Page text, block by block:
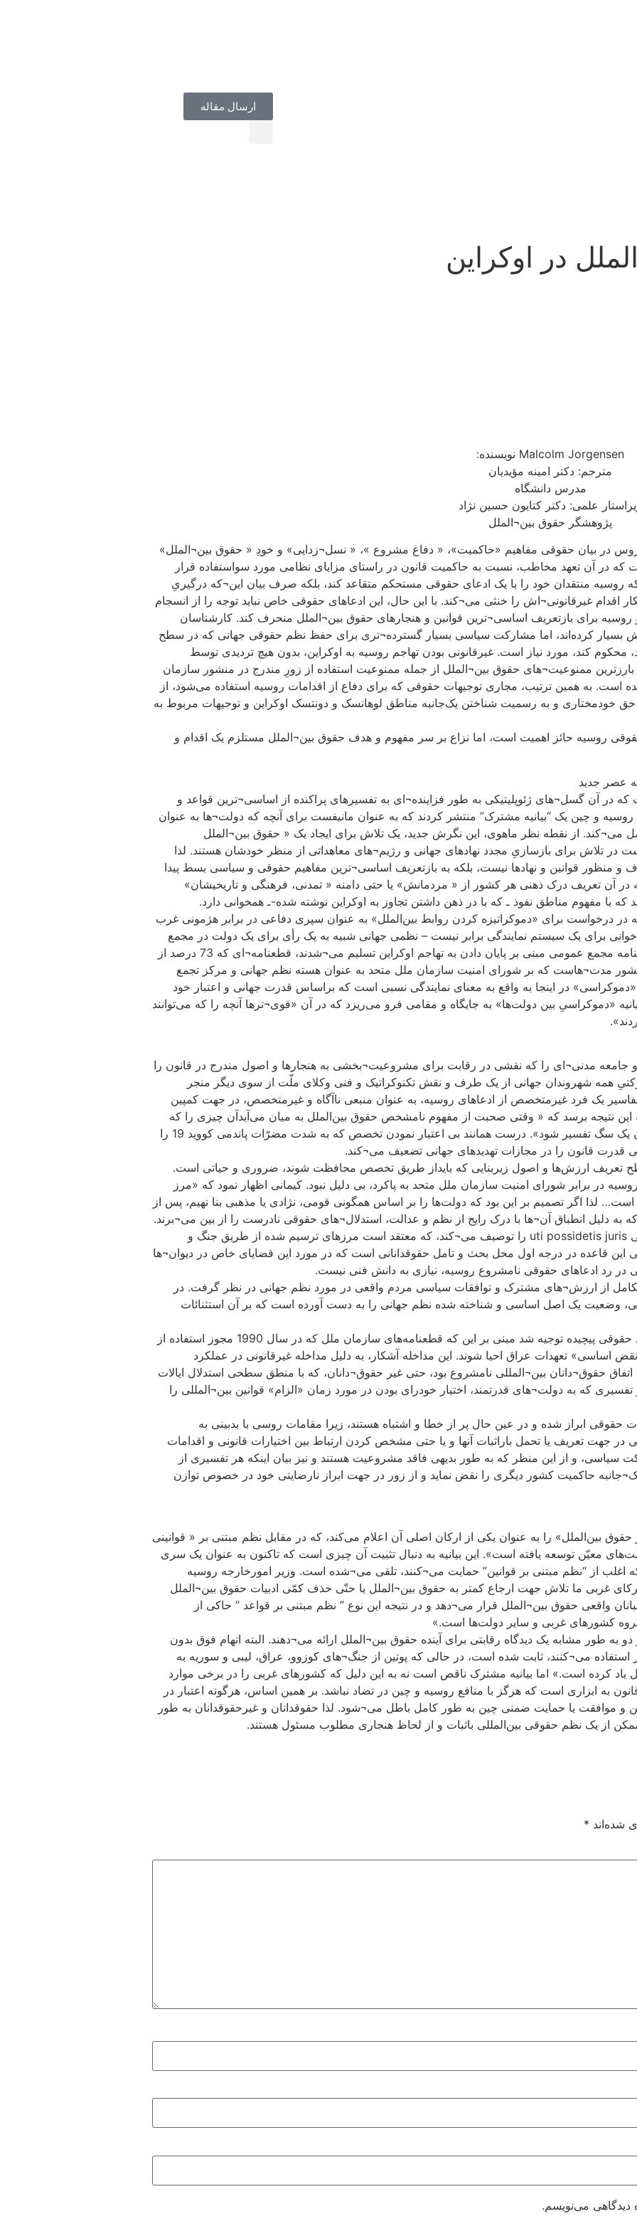
ارسال مقاله
در اوکراین
Malcolm Jorgensen نویسنده:
مترجم: دکتر امینه مؤیدیان
مدرس دانشگاه
علمی: دکتر کتایون حسین نژاد
پژوهشگر حقوق بین¬الملل
روس در بیان حقوقی مفاهیم «حاکمیت»، « دفاع مشروع »، « نسل¬زدایی» و خودِ « حقوق بین¬الملل»
آن تعهد مخاطب، نسبت به حاکمیت قانون در راستای مزایای نظامی مورد سواستفاده قرار
منتقدان خود را با یک ادعای حقوقی مستحکم متقاعد کند، بلکه صرف بیان این¬که درگیریِ
غیرقانونی¬اش را خنثی می¬کند. با این حال، این ادعاهای حقوقی خاص نباید توجه را از انسجام
برای بازتعریف اساسی¬ترین قوانین و هنجارهای حقوق بین¬الملل منحرف کند. کارشناسان
بسیار کرده‌اند، اما مشارکت سیاسی بسیار گسترده‌¬تری برای حفظ نظم حقوقی جهانی که در سطح
‌کند، مورد نیاز است. غیرقانونی بودن تهاجم روسیه به اوکراین، بدون هیچ تردیدی توسط
ممنوعیت¬های حقوق بین¬الملل از جمله ممنوعیت استفاده از زورِ مندرج در منشور سازمان
است. به همین ترتیب، مجاری توجیهات حقوقی که برای دفاع از اقدامات روسیه استفاده می‌شود، از
خودمختاری و به رسمیت شناختن یک‌جانبه مناطق لوهانسک و دونتسک اوکراین و توجیهات مربوط به
روسیه حائز اهمیت است، اما نزاع بر سر مفهوم و هدف حقوق بین¬الملل مستلزم یک اقدام و
عصر جدید
در آن گسل¬های ژئوپلیتیکی به طور فزاینده¬ای به تفسیرهای پراکنده از اساسی¬ترین قواعد و
های نظم حقوقی جهانی منجر می¬شوند. در 4 فوریه 2022، روسیه و چین یک “بیانیه مشترک” منتشر کردند که به عنوان مانیفست برای آنچه که دولت¬ها به عنوان
می¬کند. از نقطه نظر ماهوی، این نگرش جدید، یک تلاش برای ایجاد یک « حقوق بین¬الملل
تلاش برای بازسازیِ مجدد نهادهای جهانی و رژیم¬های معاهداتی از منظر خودشان هستند. لذا
و منظور قوانین و نهادها نیست، بلکه به بازتعریف اساسی¬ترین مفاهیم حقوقی و سیاسی بسط پیدا
آن تعریف درک ذهنی هر کشور از « مردمانش» یا حتی دامنه « تمدنی، فرهنگی و تاریخیشان»
با مفهوم مناطق نفوذ ـ که با در ذهن داشتن تجاوز به اوکراین نوشته شده-ـ همخوانی دارد.
در درخواست برای «دموکراتیزه کردن روابط بین‌الملل» به عنوان سپری دفاعی در برابر هژمونی غرب
برای یک سیستم نمایندگی برابر نیست – نظمی جهانی شبیه به یک رأی برای یک دولت در مجمع
عمومی سازمان ملل متحد – که اگر چنین بود، هر دو کشور به قطعنامه مجمع عمومی مبنی بر پایان دادن به تهاجم اوکراین تسلیم می¬شدند، قطعنامه¬ای که 73 درصد از
مدت¬هاست که بر شورای امنیت سازمان ملل متحد به عنوان هسته نظم جهانی و مرکز تجمع
در اینجا به واقع به معنای نمایندگی نسبی است که براساس قدرت جهانی و اعتبار خود
«دموکراسیِ بین دولت‌ها» به جایگاه و مقامی فرو می‌ریزد که در آن «قوی¬ترها آنچه را که می‌توانند
جامعه مدنی¬ای را که نقشی در رقابت برای مشروعیت¬بخشی به هنجارها و اصول مندرج در قانون را
همه شهروندان جهانی از یک طرف و نقش تکنوکراتیک و فنی وکلای ملّت از سوی دیگر منجر
تفاسیر یک فرد غیرمتخصص از ادعاهای روسیه، به عنوان منبعی ناآگاه و غیرمتخصص، در جهت کمپین
نتیجه برسد که « وقتی صحبت از مفهوم نامشخص حقوق بین‌الملل به میان می‌آیدآن چیزی را که
مانند اردک صدا می¬کند و اردک¬وار راه می¬رود می تواند به عنوان یک سگ تفسیر شود». درست همانند بی اعتبار نمودن تخصص که به شدت مضرّات پاندمی کووید 19 را
قدرت قانون را در مجازات تهدیدهای جهانی تضعیف می¬کند.
تعریف ارزش‌ها و اصول زیربنایی که بایداز طریق تخصص محافظت شوند، ضروری و حیاتی است.
در برابر شورای امنیت سازمان ملل متحد به پاکرد، بی دلیل نبود. کیمانی اظهار نمود که «مرز
است… لذا اگر تصمیم بر این بود که دولت‌ها را بر اساس همگونی قومی، نژادی یا مذهبی بنا نهیم، پس از
به دلیل انطباق آن¬ها با درک رایج از نظم و عدالت، استدلال¬های حقوقی نادرست را از بین می¬برند.
همانطور که اتفاق افتاده، سفیر، همچنین منطق پشت دکترین حقوقی uti possidetis juris را توصیف می¬کند، که معتقد است مرزهای ترسیم شده از طریق جنگ و
فنی این قاعده در درجه اول محل بحث و تامل حقوقدانانی است که در مورد این قضایای خاص در دیوان¬ها
در رد ادعاهای حقوقی نامشروع روسیه، نیازی به دانش فنی نیست.
تکامل از ارزش¬های مشترک و توافقات سیاسی مردم واقعی در مورد نظم جهانی در نظر گرفت. در
وضعیت یک اصل اساسی و شناخته شده نظم جهانی را به دست آورده است که بر آن استثنائات
تجاوز به عراق با رهبری آمریکا در سال 2003 از طریق یک استدلال حقوقی پیچیده توجیه شد مبنی بر این که قطعنامه‌های سازمان ملل که در سال 1990 مجوز استفاده از
بعد به ‌طور خودکار با « نقض اساسی» تعهدات عراق احیا شوند. این مداخله آشکار، به دلیل مداخله غیرقانونی در عملکرد
حقوق¬دانان بین¬المللی نامشروع بود، حتی غیر حقوق¬دانان، که با منطق سطحی استدلال ایالات
که به دولت¬های قدرتمند، اختیار خودرای بودن در مورد زمان «الزام» قوانین بین¬المللی را
حقوقی ابراز شده و در عین حال پر از خطا و اشتباه هستند، زیرا مقامات روسی با بدبینی به
جهت تعریف یا تحمل باراثبات آنها و یا حتی مشخص کردن ارتباط بین اختیارات قانونی و اقدامات
سیاسی، و از این منظر که به طور بدیهی فاقد مشروعیت هستند و نیز بیان اینکه هر تفسیری از
حاکمیت کشور دیگری را نقض نماید و از زور در جهت ابراز نارضایتی خود در خصوص توازن
بین‌الملل» را به عنوان یکی از ارکان اصلی آن اعلام می‌کند، که در مقابل نظم مبتنی بر « قوانینی
معیّن توسعه یافته است». این بیانیه به دنبال تثبیت آن چیزی است که تاکنون به عنوان یک سری
از “نظم مبتنی بر قوانین” حمایت می¬کنند، تلقی می¬شده است. وزیر امورخارجه روسیه
غربی ما تلاش جهت ارجاع کمتر به حقوق بین¬الملل یا حتّی حذف کمّی ادبیات حقوق بین¬الملل
واقعی حقوق بین¬الملل قرار می¬دهد و در نتیجه این نوع ” نظم مبتنی بر قواعد ” حاکی از
کشورهای غربی و سایر دولت‌ها است.»
طور مشابه یک دیدگاه رقابتی برای آینده حقوق بین¬الملل ارائه می¬دهند. البته اتهام فوق بدون
می¬کنند، ثابت شده است، در حالی که پوتین از جنگ¬های کوزوو، عراق، لیبی و سوریه به
یاد کرده است.» اما بیانیه مشترک ناقص است نه به این دلیل که کشورهای غربی را در برخی موارد
به ابزاری است که هرگز با منافع روسیه و چین در تضاد نباشد. بر همین اساس، هرگونه اعتبار در
و موافقت یا حمایت ضمنی چین به طور کامل باطل می¬شود. لذا حقوقدانان و غیرحقوقدانان به طور
از یک نظم حقوقی بین‌المللی باثبات و از لحاظ هنجاری مطلوب مسئول هستند.
شده‌اند *
دیدگاهی می‌نویسم.